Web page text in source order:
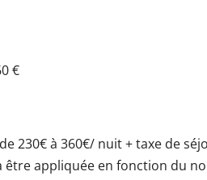
€
230€ à 360€/ nuit + taxe de
appliquée en fonction du